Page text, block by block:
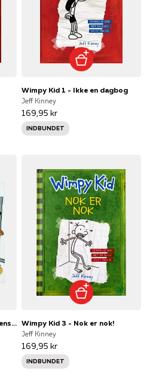
Wimpy Kid 1 - Ikke en dagbog
Jeff Kinney
169,95 kr
INDBUNDET
Steen & Stoffer 6: Kundskabens kræ Wimpy Kid 3 - Nok er nok!
Jeff Kinney
169,95 kr
INDBUNDET